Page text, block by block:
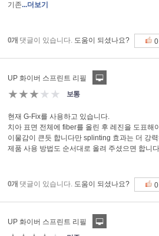
기존...더보기
0개 댓글이 있습니다. 도움이 되셨나요? 0
UP 화이버 스프린트 리필
★★★★★ 보통
현재 G-Fix를 사용하고 있습니다.
치아 표면 전체에 fiber를 올린 후 레진을 도표해
이물감이 큰듯 합니다만 splinting 효과는 더 강
제품 사용 방법도 순서대로 올려 주셨으면 합니
0개 댓글이 있습니다. 도움이 되셨나요? 0
UP 화이버 스프린트 리필